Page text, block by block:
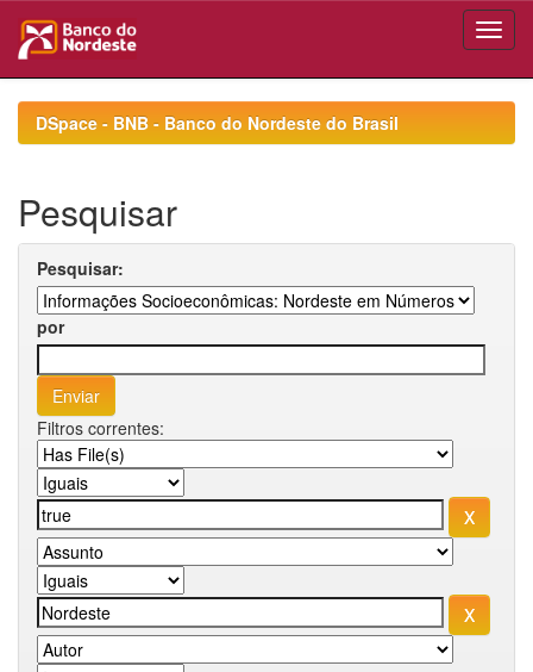
navigationDSpace - BNB - Banco do Nordeste do Brasil
Pesquisar
Pesquisar:
por
Filtros correntes: